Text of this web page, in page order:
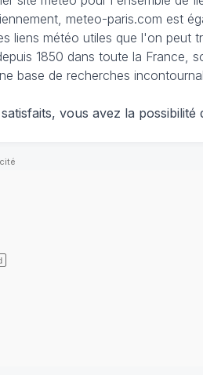
meteo-paris.com est
liens météo utiles que l'on peut
1850 dans toute la France,
base de recherches
vous avez la possibilité